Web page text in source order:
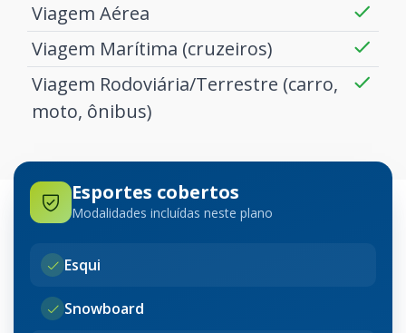
Viagem Aérea
Viagem Marítima (cruzeiros)
Viagem Rodoviária/Terrestre (carro,
moto, ônibus)
Esportes cobertos
Modalidades incluídas neste plano
Esqui
Snowboard